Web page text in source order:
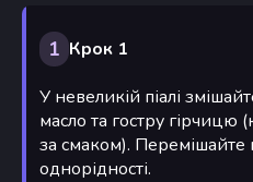
1 Крок 1
У невеликій піалі
масло та гостру гірчицю
за смаком). Перемішайте
однорідності.